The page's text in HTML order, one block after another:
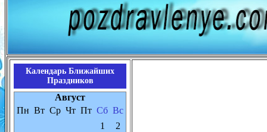
Календарь Ближайших
Праздников
Август
Пн Вт Ср Чт Пт Сб Вс
1
2